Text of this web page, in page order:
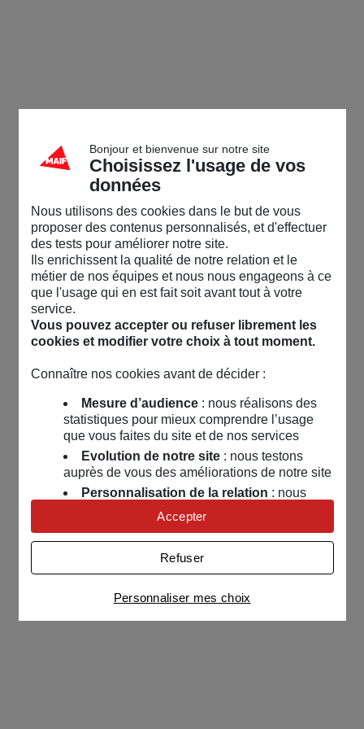
Bonjour et bienvenue sur notre site
Choisissez l'usage de vos
données
Nous utilisons des cookies dans le but de vous
proposer des contenus personnalisés, et d'effectuer
des tests pour améliorer notre site.
Ils enrichissent la qualité de notre relation et le
métier de nos équipes et nous nous engageons à ce
que l'usage qui en est fait soit avant tout à votre
service.
Vous pouvez accepter ou refuser librement les
cookies et modifier votre choix à tout moment.
Connaître nos cookies avant de décider :
Mesure d’audience: nous réalisons des
statistiques pour mieux comprendre l’usage
que vous faites du site et de nos services
Evolution de notre site: nous testons
auprès de vous des améliorations de notre site
Personnalisation de la relation : nous
nous servons de cookies pour adapter nos
contenus et personnaliser nos offres
Univers publicitaire: nous utilisons avec
nos partenaires des cookies pour afficher des
publicités personnalisées
Connaître notre politique cookies et la liste de nos
partenaires
Personnaliser mes choix
Refuser
Accepter